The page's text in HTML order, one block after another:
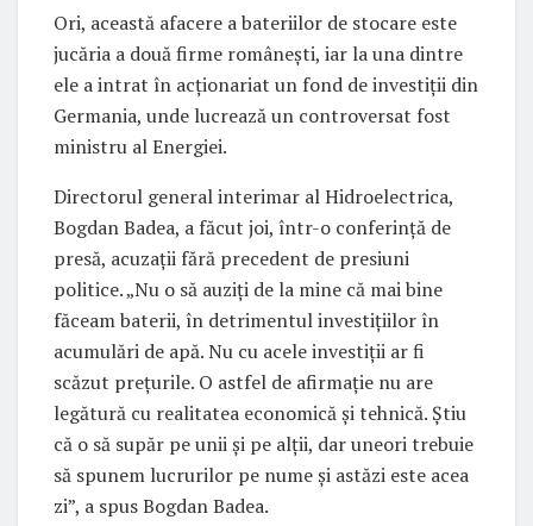
Ori, această afacere a bateriilor de stocare este
jucăria a două firme românești, iar la una dintre
ele a intrat în acționariat un fond de investiții din
Germania, unde lucrează un controversat fost
ministru al Energiei.
Directorul general interimar al Hidroelectrica,
Bogdan Badea, a făcut joi, într-o conferință de
presă, acuzații fără precedent de presiuni
politice. „Nu o să auziți de la mine că mai bine
făceam baterii, în detrimentul investițiilor în
acumulări de apă. Nu cu acele investiții ar fi
scăzut prețurile. O astfel de afirmație nu are
legătură cu realitatea economică și tehnică. Știu
că o să supăr pe unii și pe alții, dar uneori trebuie
să spunem lucrurilor pe nume și astăzi este acea
zi”, a spus Bogdan Badea.